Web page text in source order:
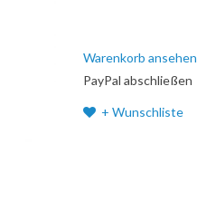
Warenkorb ansehen
PayPal abschließen
+ Wunschliste